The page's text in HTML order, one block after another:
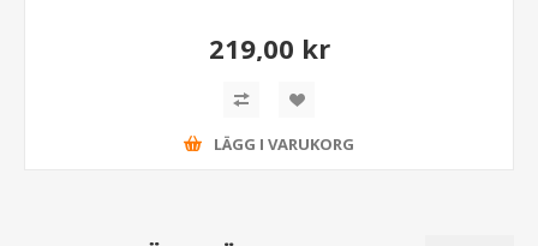
219,00 kr
LÄGG I VARUKORG